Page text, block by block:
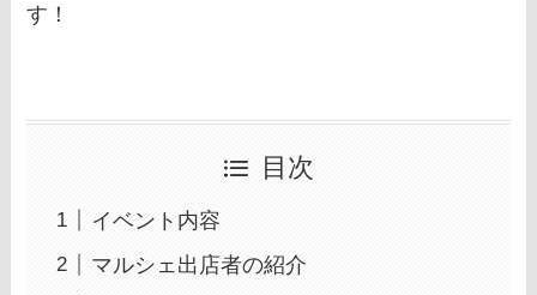
す！
目次
イベント内容
マルシェ出店者の紹介